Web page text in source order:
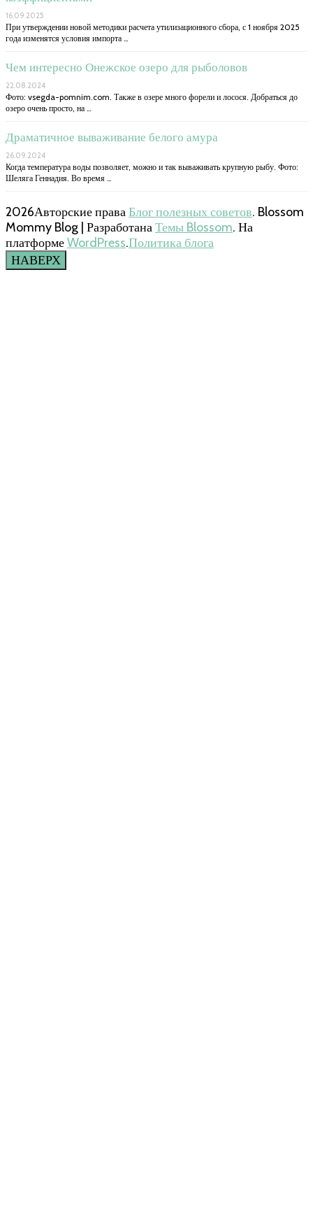
16.09.2025
При утверждении новой методики расчета утилизационного сбора, с 1 ноября 2025
года изменятся условия импорта …
Чем интересно Онежское озеро для рыболовов
22.08.2024
Фото: vsegda-pomnim.com. Также в озере много форели и лосося. Добраться до
озеро очень просто, на …
Драматичное вываживание белого амура
26.09.2024
Когда температура воды позволяет, можно и так вываживать крупную рыбу. Фото:
Шеляга Геннадия. Во время …
2026Авторские праваБлог полезных советов. Blossom
Mommy Blog | РазработанаТемы Blossom. На
платформеWordPress.Политика блога
НАВЕРХ